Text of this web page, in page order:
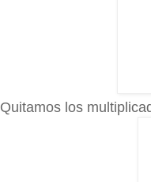
Quitamos los